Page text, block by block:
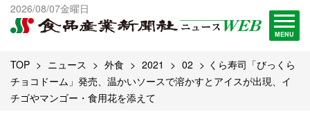
2026/08/07金曜日
MENU
出版物一覧へ
試読・購読申し込み
TOP ニュース 外食 2021 02
くら寿司「びっくら
チョコドーム」発売、温かいソースで溶かすとアイスが出現、イ
チゴやマンゴー・食用花を添えて